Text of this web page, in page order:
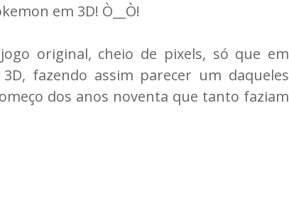
em 3D! Ò__Ò!
original, cheio de pixels, só que em
fazendo assim parecer um daqueles
dos anos noventa que tanto faziam